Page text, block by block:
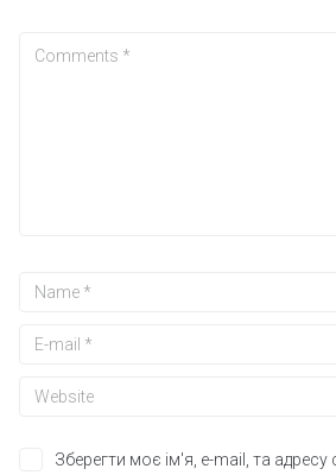
Зберегти моє ім'я, e-mail, та